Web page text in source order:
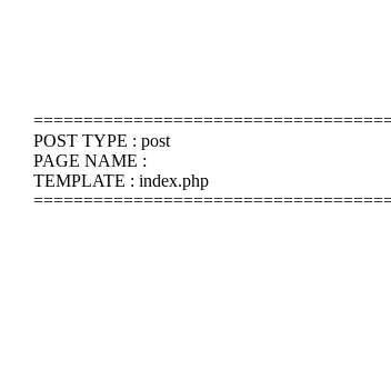
POST TYPE : post
PAGE NAME :
TEMPLATE : index.php